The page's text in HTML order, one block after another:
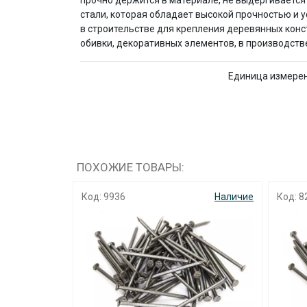
стали, которая обладает высокой прочностью
в строительстве для крепления деревянных
обивки, декоративных элементов, в
Единица
ПОХОЖИЕ ТОВАРЫ:
Код: 8278 Наличие Код: